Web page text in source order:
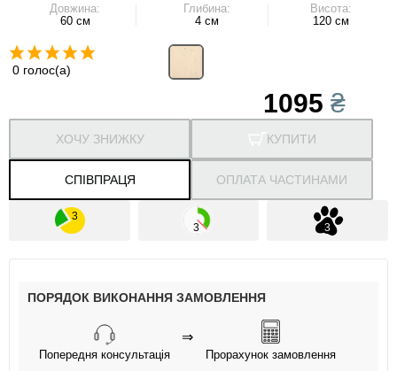
Довжина:
60 см
Глибина:
4 см
Висота:
120 см
0 голос(а)
1095₴
КУПИТИ
СПІВПРАЦЯ
ХОЧУ ЗНИЖКУ
ОПЛАТА ЧАСТИНАМИ
ПОРЯДОК ВИКОНАННЯ ЗАМОВЛЕННЯ
Попередня консультація
⇒
Прорахунок замовлення